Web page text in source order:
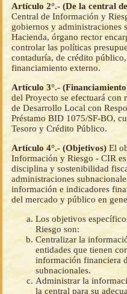
Artículo 2°.- (De la central
Central de Información y
gobiernos y administraciones
Hacienda, órgano rector
controlar las políticas
contaduría, de crédito
financiamiento externo.
Artículo 3°.-
del Proyecto se efectuará con
de Desarrollo Local con
Préstamo BID 1075/SF-BO,
Tesoro y Crédito Público.
Artículo 4°.- (Objetivos) El
Información y Riesgo - CIR
disciplina y sostenibilidad
administraciones
información e indicadores
del mercado y público en
Los objetivos
Riesgo son:
Centralizar la
entidades que tienen
información financiera
subnacionales.
Administrar la
la central para su